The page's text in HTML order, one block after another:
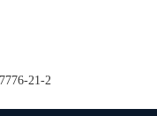
21-2